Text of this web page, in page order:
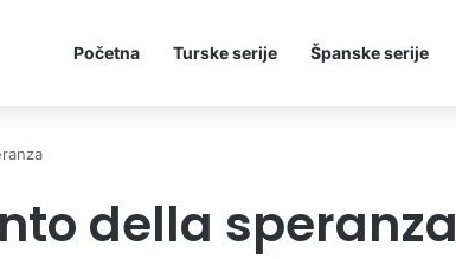
Početna Turske serije Španske serije
della speranza